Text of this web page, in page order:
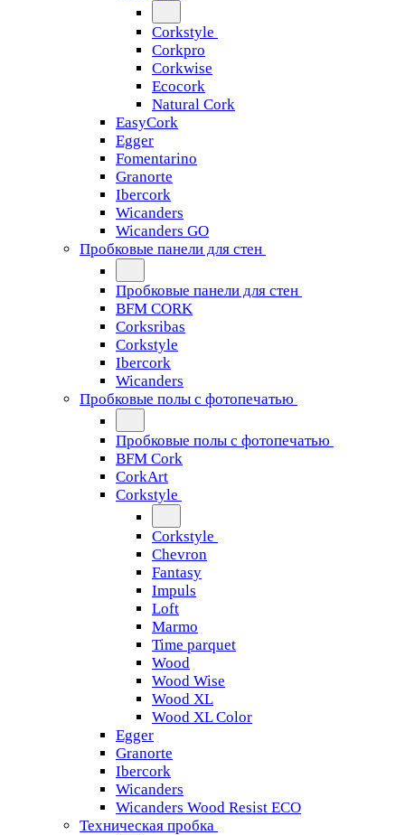
Corkstyle
Corkpro
Corkwise
Ecocork
Natural Cork
EasyCork
Egger
Fomentarino
Granorte
Ibercork
Wicanders
Wicanders GO
Пробковые панели для стен
Пробковые панели для стен
BFM CORK
Corksribas
Corkstyle
Ibercork
Wicanders
Пробковые полы с фотопечатью
Пробковые полы с фотопечатью
BFM Cork
CorkArt
Corkstyle
Corkstyle
Chevron
Fantasy
Impuls
Loft
Marmo
Time parquet
Wood
Wood Wise
Wood XL
Wood XL Color
Egger
Granorte
Ibercork
Wicanders
Wicanders Wood Resist ECO
Техническая пробка